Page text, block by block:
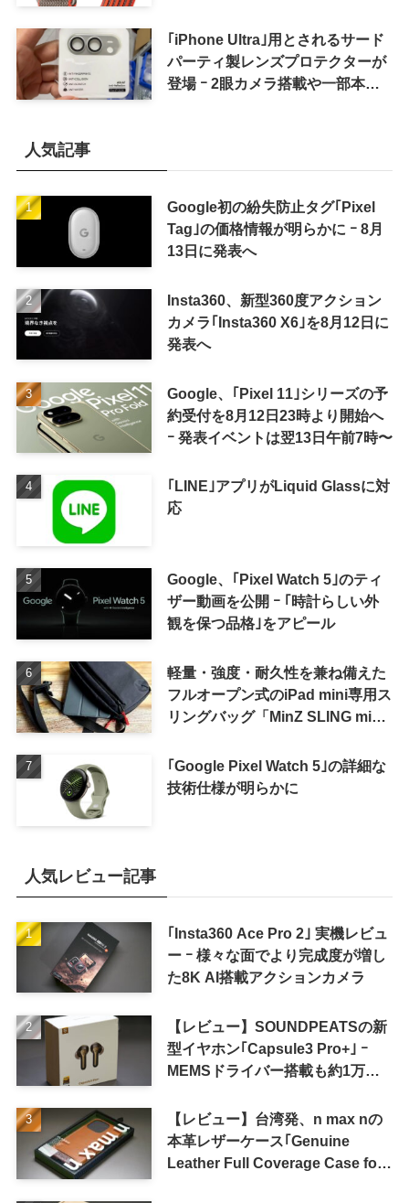
｢iPhone Ultra｣用とされるサード
パーティ製レンズプロテクターが
登場 ｰ 2眼カメラ搭載や一部本体
人気記事
Google初の紛失防止タグ｢Pixel
Tag｣の価格情報が明らかに ｰ 8月
13日に発表へ
Insta360、新型360度アクション
カメラ｢Insta360 X6｣を8月12日に
発表へ
Google、｢Pixel 11｣シリーズの予
約受付を8月12日23時より開始へ
ｰ 発表イベントは翌13日午前7時〜
｢LINE｣アプリがLiquid Glassに対
応
Google、｢Pixel Watch 5｣のティ
ザー動画を公開 ｰ ｢時計らしい外
観を保つ品格｣をアピール
軽量・強度・耐久性を兼ね備えた
フルオープン式のiPad mini専用ス
リングバッグ「MinZ SLING mini
｢Google Pixel Watch 5｣の詳細な
技術仕様が明らかに
人気レビュー記事
｢Insta360 Ace Pro 2｣ 実機レビュ
ー ｰ 様々な面でより完成度が増し
た8K AI搭載アクションカメラ
【レビュー】SOUNDPEATSの新
型イヤホン｢Capsule3 Pro+｣ ｰ
MEMSドライバー搭載も約1万円
【レビュー】台湾発、n max nの
本革レザーケース｢Genuine
Leather Full Coverage Case for